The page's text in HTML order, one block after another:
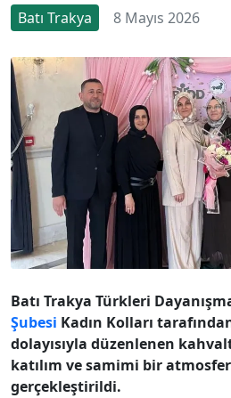
Batı Trakya 8 Mayıs 2026
Batı Trakya Türkleri
Şubesi Kadın Kolları
dolayısıyla düzenlenen
katılım ve samimi bir
gerçekleştirildi.